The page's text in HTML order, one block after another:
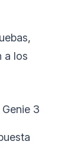
a los
3